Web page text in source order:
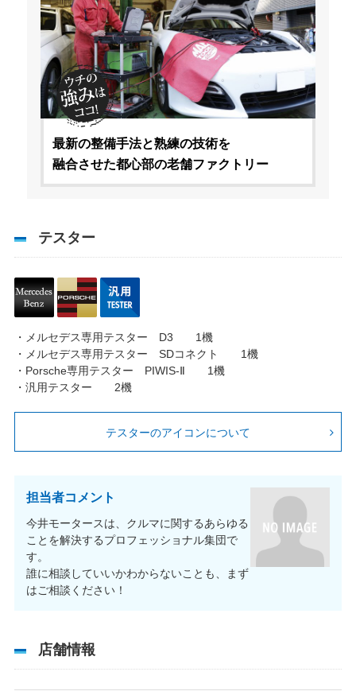
最新の整備手法と熟練の技術を
融合させた都心部の老舗ファクトリー
テスター
・メルセデス専用テスター D3 1機
・メルセデス専用テスター SDコネクト 1機
・Porsche専用テスター PIWIS-Ⅱ 1機
・汎用テスター 2機
テスターのアイコンについて
担当者コメント
今井モータースは、クルマに関するあらゆる
ことを解決するプロフェッショナル集団で
す。
誰に相談していいかわからないことも、まず
はご相談ください！
店舗情報